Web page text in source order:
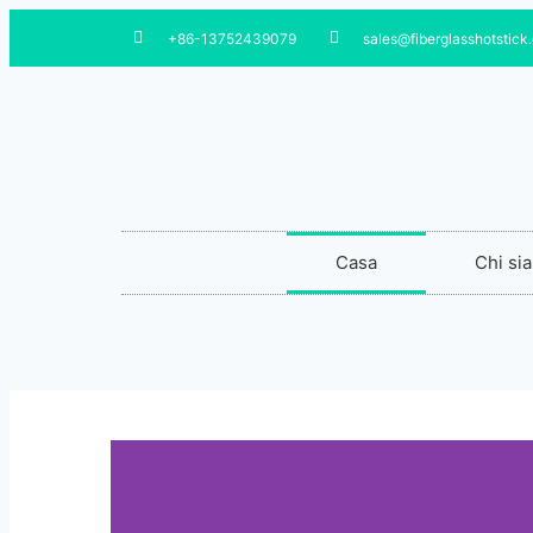
+86-13752439079
Casa Chi